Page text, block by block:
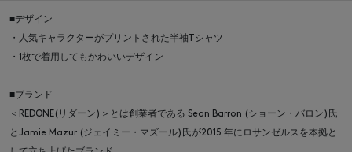
■デザイン
・人気キャラクターがプリントされた半袖Tシャツ
・1枚で着用してもかわいいデザイン
■ブランド
＜REDONE(リダーン)＞とは創業者である Sean Barron (ショーン・バロン)氏
とJamie Mazur (ジェイミー・マズール)氏が2015 年にロサンゼルスを本拠と